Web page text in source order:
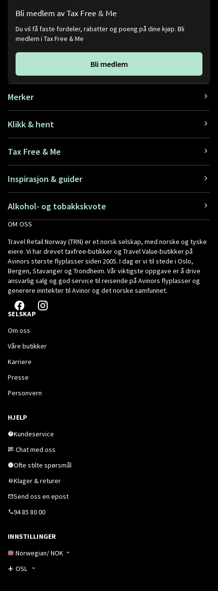
Bli medlem av Tax Free & Me
Du vil få faste fordeler, rabatter og poeng på dine kjøp. Bli
medlem i Tax Free & Me
Bli medlem
Merker
Klikk & hent
Tax Free & Me
Inspirasjon & guider
Alkohol- og tobakkskvote
OM OSS
Travel Retail Norway (TRN) er et norsk selskap, med norske og tyske
eiere. Vi har drevet taxfree-butikker og Travel Value-butikker på
Avinors største flyplasser siden 2005. I dag er vi til stede i Oslo,
Bergen, Stavanger og Trondheim. Vår viktigste oppgave er å drive
ansvarlig salg og god service til reisende på Avinors flyplasser og
generere inntekter til Avinor og det norske samfunnet.
SELSKAP
Om oss
Våre butikker
Karriere
Presse
Personvern
HJELP
Kundeservice
Chat med oss
Ofte stilte spørsmål
Klager & returer
Send oss en epost
94 85 80 00
INNSTILLINGER
Norwegian/NOK
OSL